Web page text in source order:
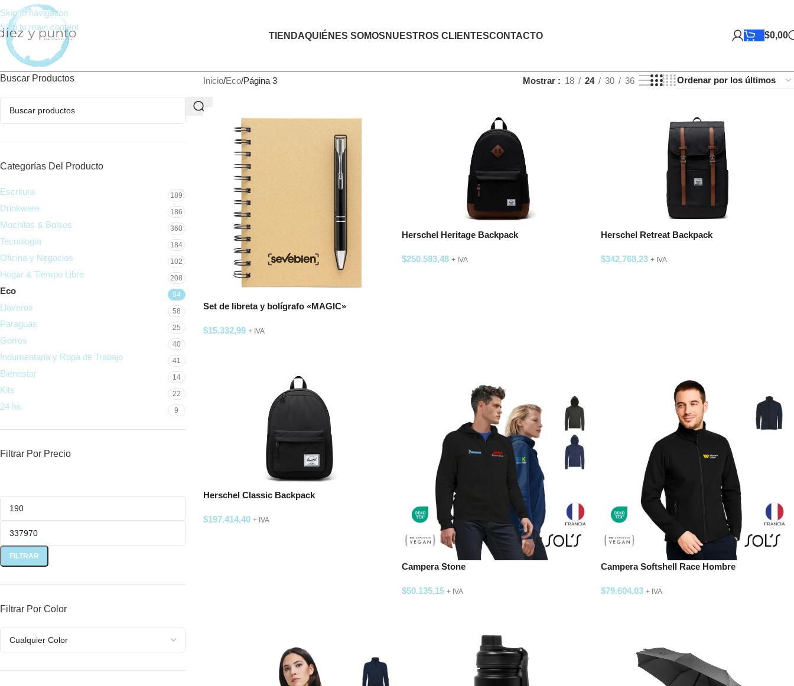
Skip to navigation
Skip to main content
TIENDAQUIÉNES SOMOS NUESTROS CLIENTESCONTACTO $0,00
Buscar Productos
Categorías Del Producto
Escritura 189
Drinkware 186
Mochilas & Bolsos 360
Tecnología 184
Oficina y Negocios 102
Hogar & Tiempo Libre 208
Eco 94
Llaveros 58
Paraguas 25
Gorros 40
Indumentaria y Ropa de Trabajo 41
Bienestar 14
Kits 22
24 hs 9
Filtrar Por Precio
FILTRAR
Filtrar Por Color
Inicio Eco Página 3 Mostrar 18 24 30 36
Set de libreta y bolígrafo «MAGIC»
$15.332,99 + IVA
Herschel Heritage Backpack
$250.593,48 + IVA
Herschel Retreat Backpack
$342.768,23 + IVA
Herschel Classic Backpack
$197.414,40 + IVA
Campera Stone
$50.135,15 + IVA
Campera Softshell Race Hombre
$79.604,03 + IVA